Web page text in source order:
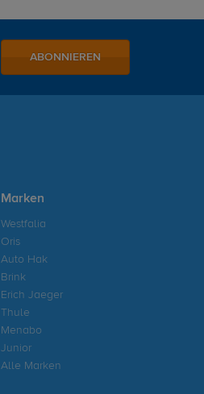
ABONNIEREN
Marken
Westfalia
Oris
Auto Hak
Brink
Erich Jaeger
Thule
Menabo
Junior
Alle Marken